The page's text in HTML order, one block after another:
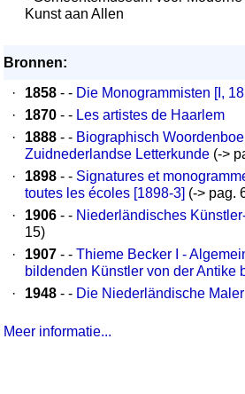
Kunst aan Allen
Bronnen:
·
1858 - - Die Monogrammisten [I,
·
1870 - - Les artistes de Haarlem
·
1888 - - Biographisch
Zuidnederlandse Letterkunde (->
·
1898 - - Signatures et
toutes les écoles [1898-3] (-> pag.
·
1906 - - Niederländisches
15)
·
1907 - - Thieme Becker I -
bildenden Künstler von der Antike
·
1948 - - Die Niederländische
Meer informatie...